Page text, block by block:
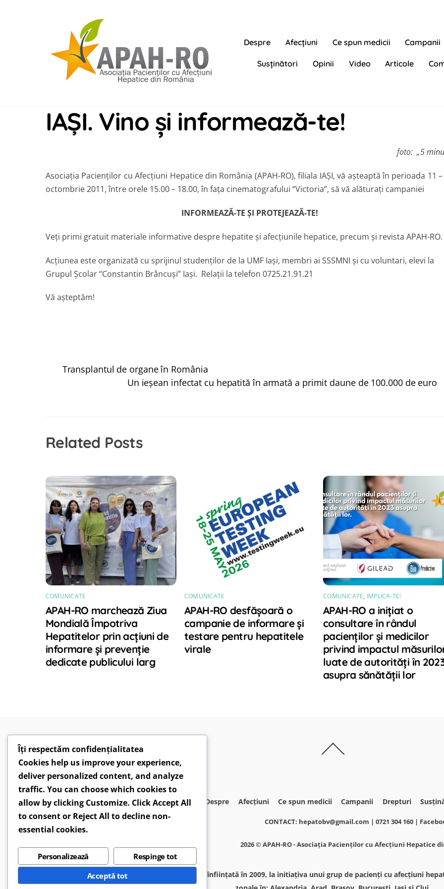
Despre Afecțiuni Ce spun medicii Campanii
Susținători Opinii Video Articole
IAȘI. Vino și informează-te!
foto: „5
Asociaţia Pacienţilor cu Afecţiuni Hepatice din România (APAH-RO), filiala IAȘI, vă așteaptă în perioada 11
octombrie 2011, între orele 15.00 – 18.00, în fața cinematografului “Victoria”, să vă alăturați campaniei
INFORMEAZĂ-TE ȘI PROTEJEAZĂ-TE!
Veți primi gratuit materiale informative despre hepatite și afecțiunile hepatice, precum și revista APAH-RO.
Acțiunea este organizată cu sprijinul studenților de la UMF Iași, membri ai SSSMNI și cu voluntari, elevi la
Grupul Şcolar “Constantin Brâncuși” Iași. Relații la telefon 0725.21.91.21
Vă așteptăm!
Transplantul de organe în România
Un ieşean infectat cu hepatită în armată a primit daune de 100.000 de euro
Related Posts
COMUNICATE
APAH-RO marchează Ziua
Mondială Împotriva
Hepatitelor prin acțiuni de
informare și prevenție
dedicate publicului larg
COMUNICATE
APAH-RO desfășoară o
campanie de informare și
testare pentru hepatitele
virale
COMUNICATE, IMPLICA-TE!
APAH-RO a inițiat o
consultare în rândul
pacienților și medicilor
privind impactul
luate de autorități în
asupra sănătății lor
To
Despre Afecțiuni Ce spun medicii Campanii Drepturi
CONTACT: hepatobv@gmail.com | 0721 304 160 |
2026 ©APAH-RO - Asociația Pacienților cu Afecțiuni Hepatice
este o entitate neguvernamentală, înfiinţată în 2009, la initiaţiva unui grup de pacienţi cu afecţiuni
Îți respectăm confidențialitatea
Cookies help us improve your experience,
deliver personalized content, and analyze
traffic. You can choose which cookies to
allow by clicking Customize. ClickAccept All
to consent or Reject All to decline non-
essential cookies.
Personalizează
Respinge tot
Acceptă tot